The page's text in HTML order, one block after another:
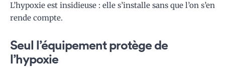
L’hypoxie est insidieuse : elle s’installe sans que l’on s’en
rende compte.
Seul l’équipement protège de
l’hypoxie